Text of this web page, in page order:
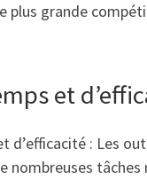
plus grande
et
d’efficacité : Les
nombreuses tâches